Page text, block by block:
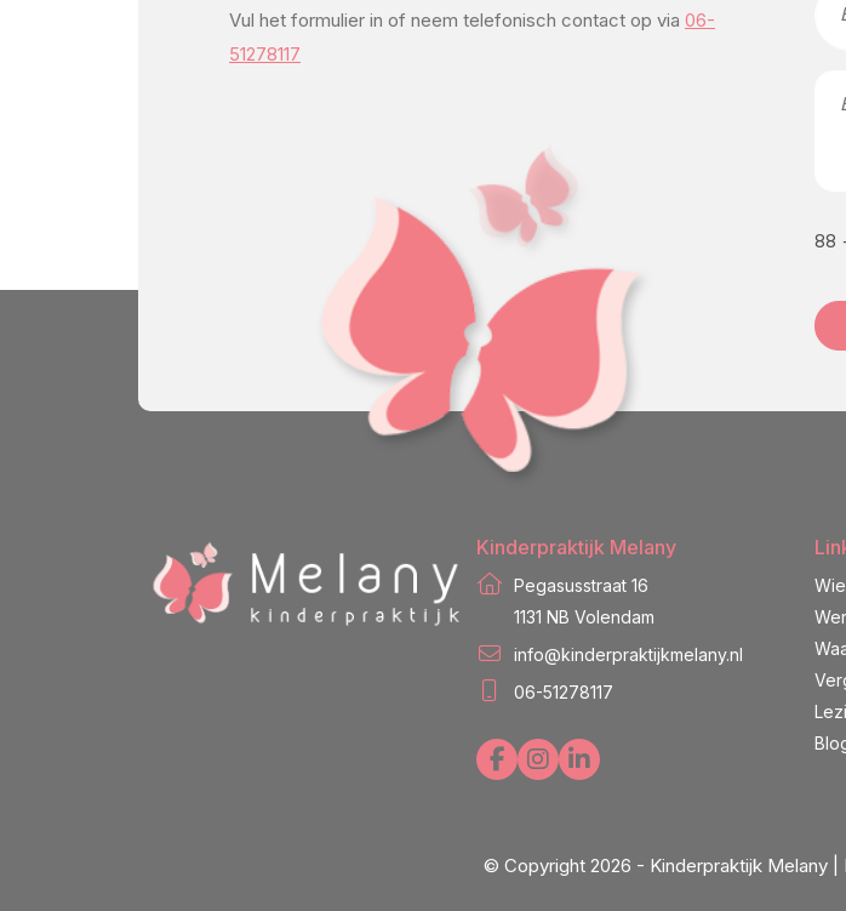
Vul het formulier in of neem telefonisch contact op via 06-
51278117
88
Kinderpraktijk Melany
Pegasusstraat 16
1131 NB Volendam
info@kinderpraktijkmelany.nl
06-51278117
© Copyright 2026 - Kinderpraktijk Melany |